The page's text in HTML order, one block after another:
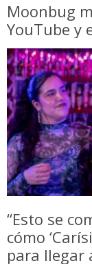
Moonbug
YouTube y
“Esto se
cómo
para llegar